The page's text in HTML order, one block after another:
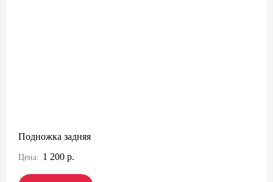
Подножка задняя
Цена: 1 200 р.